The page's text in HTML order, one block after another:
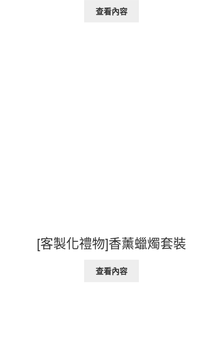
查看內容
[客製化禮物]香薰蠟燭套裝
查看內容